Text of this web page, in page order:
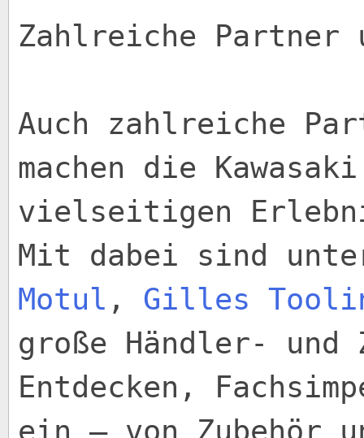
Zahlreiche Partner
Auch zahlreiche
machen die
vielseitigen
Mit dabei sind
Motul , Gilles
große Händler- und
Entdecken,